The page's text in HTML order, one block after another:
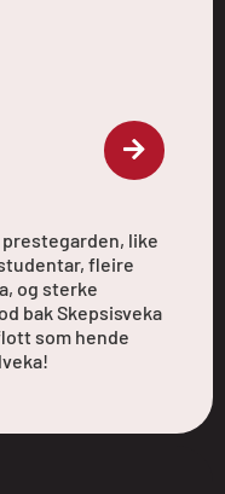
like
fleire
og sterke
bak Skepsisveka
som hende